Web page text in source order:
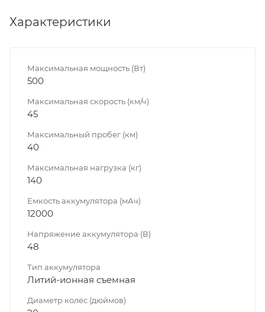
Характеристики
Максимальная мощность (Вт)
500
Максимальная скорость (км/ч)
45
Максимальный пробег (км)
40
Максимальная нагрузка (кг)
140
Емкость аккумулятора (мАч)
12000
Напряжение аккумулятора (В)
48
Тип аккумулятора
Литий-ионная съемная
Диаметр колёс (дюймов)